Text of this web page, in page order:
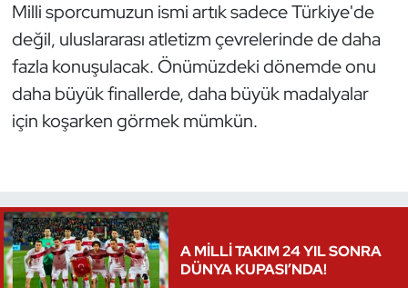
Milli sporcumuzun ismi artık sadece Türkiye'de
değil, uluslararası atletizm çevrelerinde de daha
fazla konuşulacak. Önümüzdeki dönemde onu
daha büyük finallerde, daha büyük madalyalar
için koşarken görmek mümkün.
A MİLLİ TAKIM 24 YIL SONRA
DÜNYA KUPASI’NDA!
Triatlon
Voleybol
Vücut Geliştirme Fitness
Yelken
Yüzme